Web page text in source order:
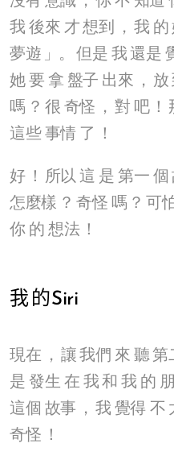
我 後來 才想到 ， 我 的
夢遊 」。 但是 我 還是
她要 拿 盤子 出來 ， 放
嗎 ？ 很 奇怪 ， 對 吧 ！
這些事情 了 ！
好 ！ 所以這 是 第一 個
怎麼樣 ？ 奇怪 嗎 ？ 可
你 的 想法 ！
我 的Siri
現在 ， 讓我們 來 聽第
是 發生 在 我和 我 的
這個 故事 ， 我 覺得 不
奇怪 ！